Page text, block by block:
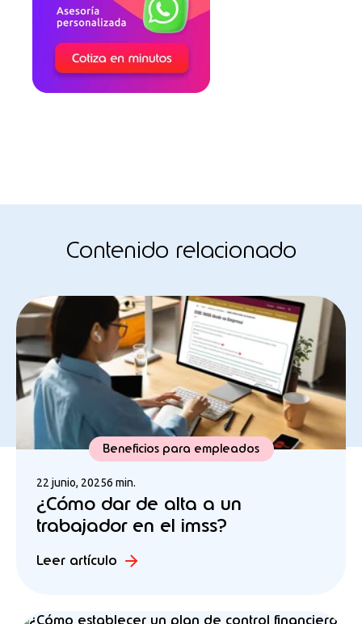
Contenido relacionado
Beneficios para empleados
22 junio, 20256 min.
¿Cómo dar de alta a un
trabajador en el imss?
Leer artículo